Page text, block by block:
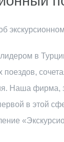
в
поездов,
Наша фирма,
в этой